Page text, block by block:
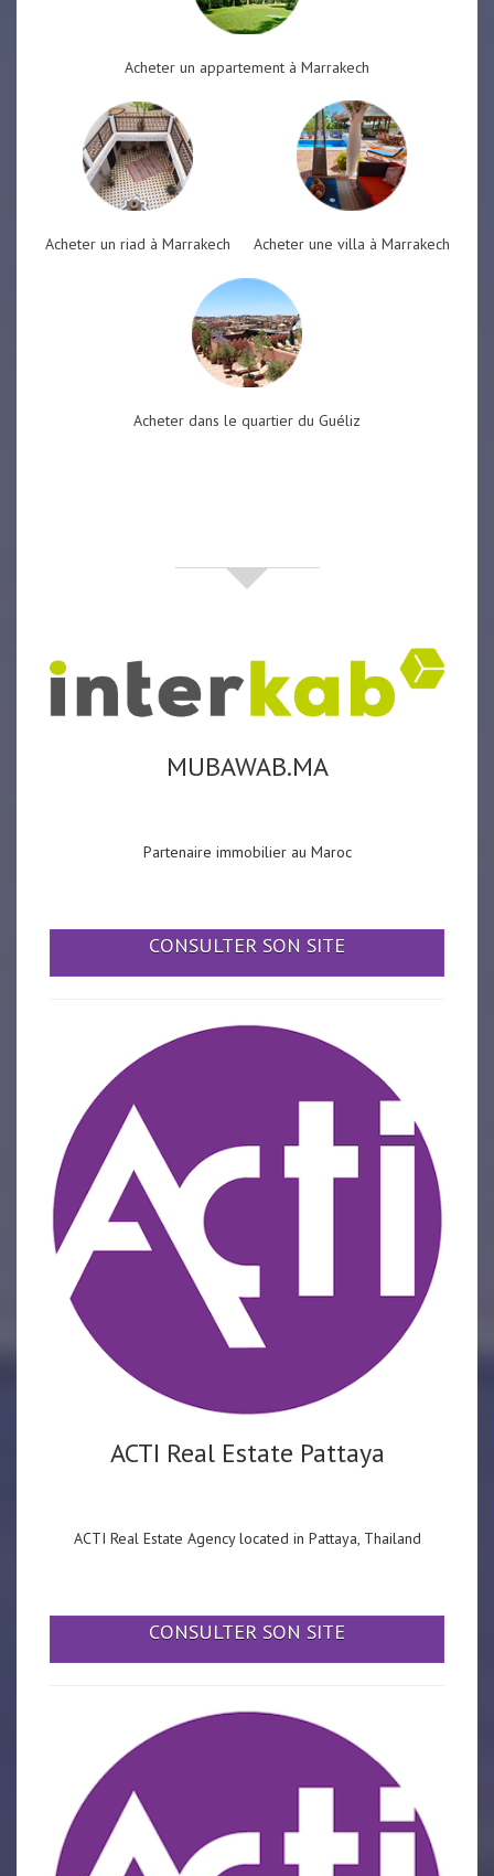
Acheter un appartement à Marrakech
Acheter un riad à Marrakech Acheter une villa à Marrakech
Acheter dans le quartier du Guéliz
MUBAWAB.MA
Partenaire immobilier au Maroc
CONSULTER SON SITE
ACTI Real Estate Pattaya
ACTI Real Estate Agency located in Pattaya, Thailand
CONSULTER SON SITE